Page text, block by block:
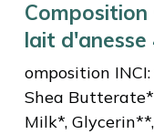
Composition
lait d'anesse
omposition
Shea
Milk*,